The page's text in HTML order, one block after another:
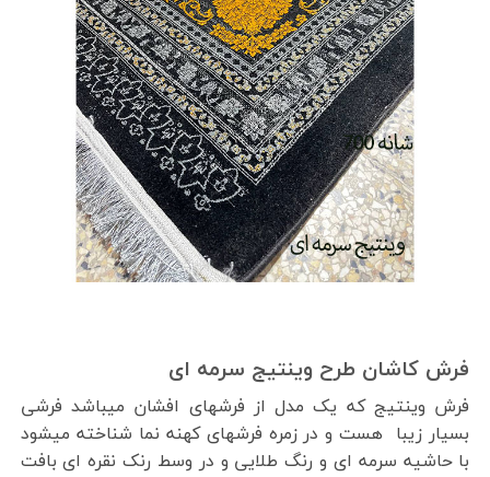
فرش کاشان طرح وینتیج سرمه ای
فرش وینتیج که یک مدل از فرشهای افشان میباشد فرشی
بسیار زیبا هست و در زمره فرشهای کهنه نما شناخته میشود
با حاشیه سرمه ای و رنگ طلایی و در وسط رنک نقره ای بافت